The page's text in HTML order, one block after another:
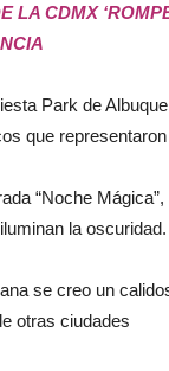
LA CDMX
Park de
que
“Noche
la oscuridad.
se creo un
otras ciudades